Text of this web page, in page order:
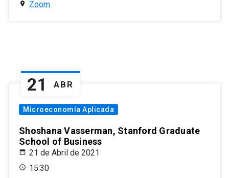
Zoom
21 ABR
Microeconomía Aplicada
Shoshana Vasserman, Stanford Graduate
School of Business
21 de Abril de 2021
15:30